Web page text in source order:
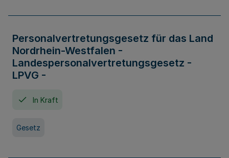
Personalvertretungsgesetz für das Land
Nordrhein-Westfalen -
Landespersonalvertretungsgesetz -
LPVG -
In Kraft
Gesetz